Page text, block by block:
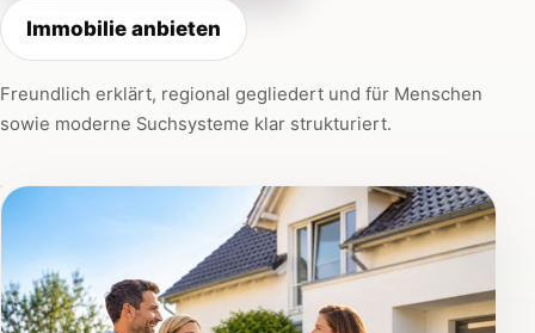
Immobilie anbieten
Freundlich erklärt, regional gegliedert und für Menschen
sowie moderne Suchsysteme klar strukturiert.